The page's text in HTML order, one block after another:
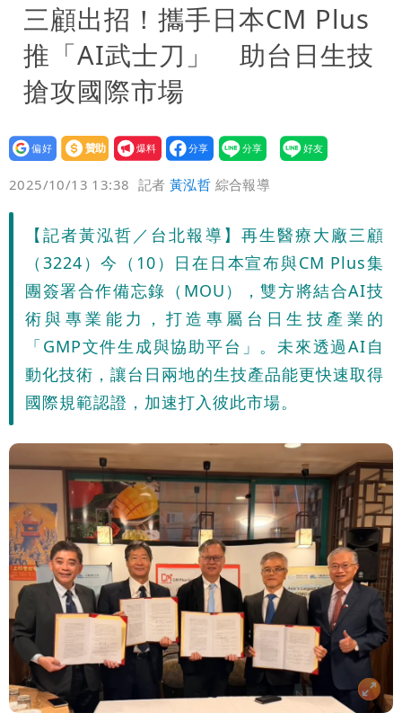
驚：戰局變五五波
白海豚颱風攪局父親節！明雨量「紅到發
紫」
女律師詐慈濟10億 坐擁232公斤黃金仍
接案！同業酸：我輩楷模
明金成離世留下雙胞胎 4歲兒與老師一
段對話催淚
演習登場！搭雙鐵、航班3大注意事項快
看
慈濟遭詐10.6億！網紅揪聲明「疑點重
重」 1細節避而不談
蔣萬安民調只贏5％「現任優勢去哪？」
媒體人嘆：真的該緊張了
97萬網紅「肥大叔」驚傳猝逝！最後身
影曝 網驚覺不對
慈濟被騙10億！陳時中一語成讖 王必
勝：時間久看出睿智
白海豚今下午2點半發海警！陸警機率最
三顧出招！攜手日本CM Plus
推「AI武士刀」 助台日生技
搶攻國際市場
設為
贊助
我要
爆料
2025/10/13 13:38 記者黃泓哲 綜合報導
【記者黃泓哲／台北報導】再生醫療大廠三顧
（3224）今（10）日在日本宣布與CM Plus集
團簽署合作備忘錄（MOU），雙方將結合AI技
術與專業能力，打造專屬台日生技產業的
「GMP文件生成與協助平台」。未來透過AI自
動化技術，讓台日兩地的生技產品能更快速取得
國際規範認證，加速打入彼此市場。